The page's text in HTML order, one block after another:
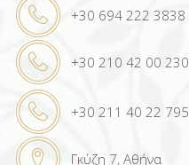
+30 694 222 3838
+30 210 42 00 230
+30 211 40 22 795
Γκύζη 7, Αθήνα